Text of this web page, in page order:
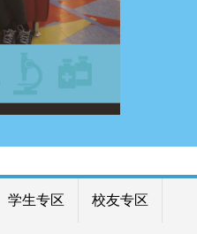
学生专区 校友专区